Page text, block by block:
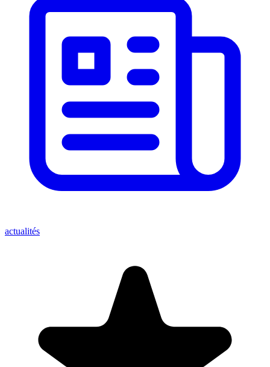
actualités